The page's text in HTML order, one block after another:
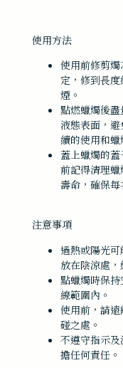
使用方法
使用前修剪
定，修到長
煙。
點燃蠟燭後
液態表面，
續的使用和蠟
蓋上蠟燭的
前記得清理
壽命，確保每
注意事項
過熱或陽光
放在陰涼處，
點蠟燭時保
線範圍內。
使用前，請
碰之處。
不遵守指示
擔任何責任。